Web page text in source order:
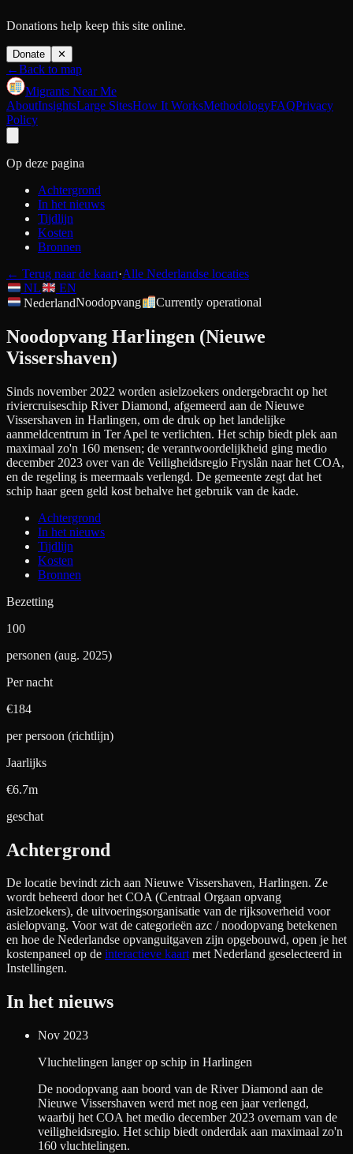
Donations help keep this site online.
Donate ✕
←Back to map
Migrants Near Me
AboutInsightsLarge SitesHow It WorksMethodologyFAQPrivacy
Policy
Op deze pagina
Achtergrond
In het nieuws
Tijdlijn
Kosten
Bronnen
← Terug naar de kaart·Alle Nederlandse locaties
NL
EN
NederlandNoodopvang Currently operational
Noodopvang Harlingen (Nieuwe
Vissershaven)
Sinds november 2022 worden asielzoekers ondergebracht op het
riviercruiseschip River Diamond, afgemeerd aan de Nieuwe
Vissershaven in Harlingen, om de druk op het landelijke
aanmeldcentrum in Ter Apel te verlichten. Het schip biedt plek aan
maximaal zo'n 160 mensen; de verantwoordelijkheid ging medio
december 2023 over van de Veiligheidsregio Fryslân naar het COA,
en de regeling is meermaals verlengd. De gemeente zegt dat het
schip haar geen geld kost behalve het gebruik van de kade.
Achtergrond
In het nieuws
Tijdlijn
Kosten
Bronnen
Bezetting
100
personen (aug. 2025)
Per nacht
€184
per persoon (richtlijn)
Jaarlijks
€6.7m
geschat
Achtergrond
De locatie bevindt zich aan Nieuwe Vissershaven, Harlingen. Ze
wordt beheerd door het COA (Centraal Orgaan opvang
asielzoekers), de uitvoeringsorganisatie van de rijksoverheid voor
asielopvang. Voor wat de categorieën azc / noodopvang betekenen
en hoe de Nederlandse opvanguitgaven zijn opgebouwd, open je het
kostenpaneel op de interactieve kaart met Nederland geselecteerd in
Instellingen.
In het nieuws
Nov 2023
Vluchtelingen langer op schip in Harlingen
De noodopvang aan boord van de River Diamond aan de
Nieuwe Vissershaven werd met nog een jaar verlengd,
waarbij het COA het medio december 2023 overnam van de
veiligheidsregio. Het schip biedt onderdak aan maximaal zo'n
160 vluchtelingen.